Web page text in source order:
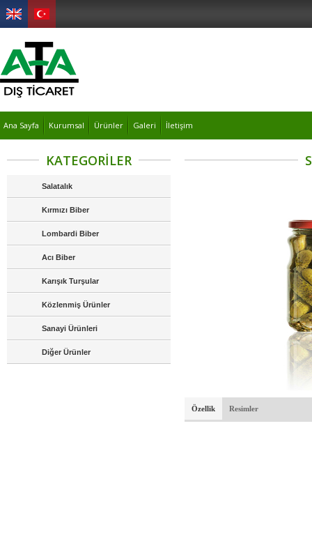
Ana Sayfa Kurumsal Ürünler Galeri İletişim
KATEGORİLER
Salatalık
Kırmızı Biber
Lombardi Biber
Acı Biber
Karışık Turşular
Közlenmiş Ürünler
Sanayi Ürünleri
Diğer Ürünler
Özellik Resimler